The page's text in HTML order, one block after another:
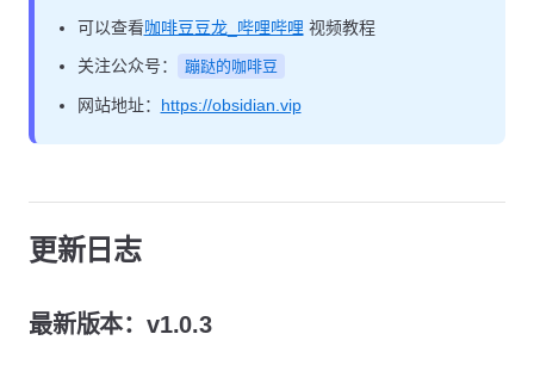
可以查看咖啡豆豆龙_哔哩哔哩 视频教程
关注公众号：
蹦跶的咖啡豆
网站地址： https://obsidian.vip
更新日志
最新版本：v1.0.3